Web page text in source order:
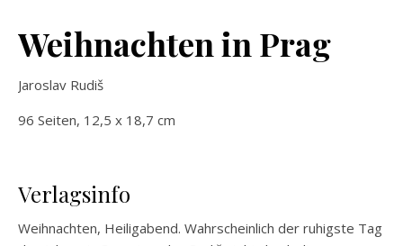
Weihnachten in Prag
Jaroslav Rudiš
96 Seiten, 12,5 x 18,7 cm
Verlagsinfo
Weihnachten, Heiligabend. Wahrscheinlich der ruhigste Tag